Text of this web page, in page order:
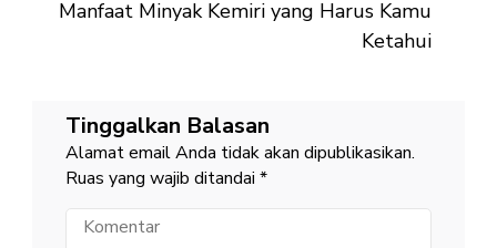
Manfaat Minyak Kemiri yang Harus Kamu
Ketahui
Tinggalkan Balasan
Alamat email Anda tidak akan dipublikasikan.
Ruas yang wajib ditandai *
Komentar